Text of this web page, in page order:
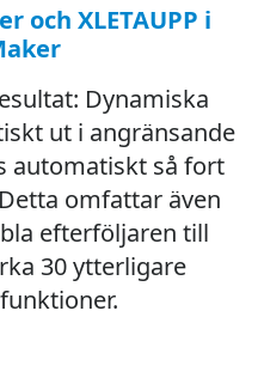
och XLETAUPP i
Dynamiska
ut i angränsande
automatiskt så fort
omfattar även
efterföljaren till
30 ytterligare